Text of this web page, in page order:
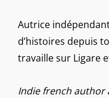
Autrice
d’histoires depuis
travaille sur Ligare
Indie french author